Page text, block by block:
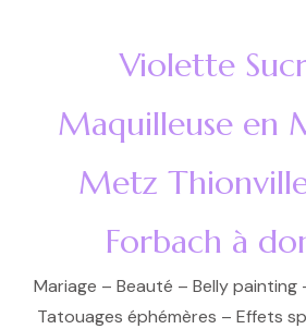
Violette
Maquilleuse en
Metz
Forbach à
Mariage – Beauté – Belly painting
Tatouages éphémères – Effets